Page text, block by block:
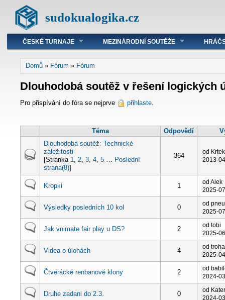
sudokualogika.cz
ČESKÉ TURNAJE MEZINÁRODNÍ SOUTĚŽE
Domů » Fórum » Fórum
Dlouhodobá soutěž v řešení logických
Pro přispívání do fóra se nejprve přihlaste
Téma Odpovědí
Dlouhodobá soutěž: Technické
záležitosti
[Stránka 1 2, 3, 4, 5… Poslední
strana(8)]
364
od
2013-
Kropki 1
od Alek
2025-
Výsledky posledních 10 kol 0
od
2025-
Jak vnimate fair play u DS? 2
od tobi
2025-
Videa o úlohách 4
od
2025-
Čtverácké renbanové klony 2
od
2024-
Druhe zadani do 2.3. 0
od
2024-